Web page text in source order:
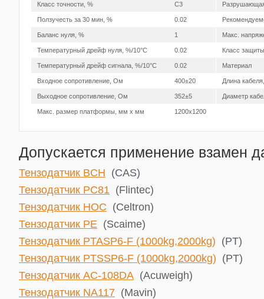
Класс точности, % C3
Ползучесть за 30 мин, % 0.02
Баланс нуля, % 1 Макс.
Температурный дрейф нуля, %/10°С 0.02 Класс защиты
Температурный дрейф сигнала, %/10°С 0.02 Материал
Входное сопротивление, Ом 400±20 Длина
Выходное сопротивление, Ом 352±5 Диаметр
Макс. размер платформы, мм х мм 1200х1200
Допускается применение взамен
Тензодатчик BCH (CAS)
Тензодатчик PC81 (Flintec)
Тензодатчик HOC (Celtron)
Тензодатчик PE (Scaime)
Тензодатчик PTASP6-F (1000kg,2000kg) (PT)
Тензодатчик PTSSP6-F (1000kg,2000kg) (PT)
Тензодатчик AC-108DA (Acuweigh)
Тензодатчик NA117 (Mavin)